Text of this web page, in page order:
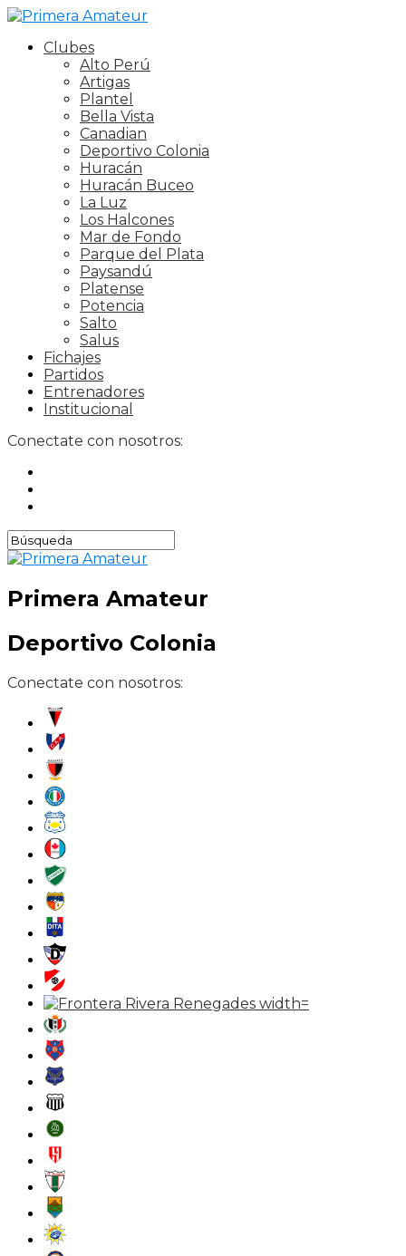
Clubes
Alto Perú
Artigas
Plantel
Bella Vista
Canadian
Deportivo Colonia
Huracán
Huracán Buceo
La Luz
Los Halcones
Mar de Fondo
Parque del Plata
Paysandú
Platense
Potencia
Salto
Salus
Fichajes
Partidos
Entrenadores
Institucional
Conectate con nosotros:
Primera Amateur
Deportivo Colonia
Conectate con nosotros: